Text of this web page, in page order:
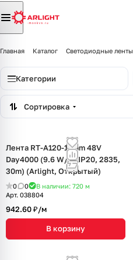
Главная Каталог Светодиодные ленты
Категории
Сортировка
Лента RT-A120-10mm 48V
Day4000 (9.6 W/m, IP20, 2835,
30m) (Arlight, Открытый)
0 0 В наличии: 720 м
Арт. 038804
942.60 ₽/м
В корзину